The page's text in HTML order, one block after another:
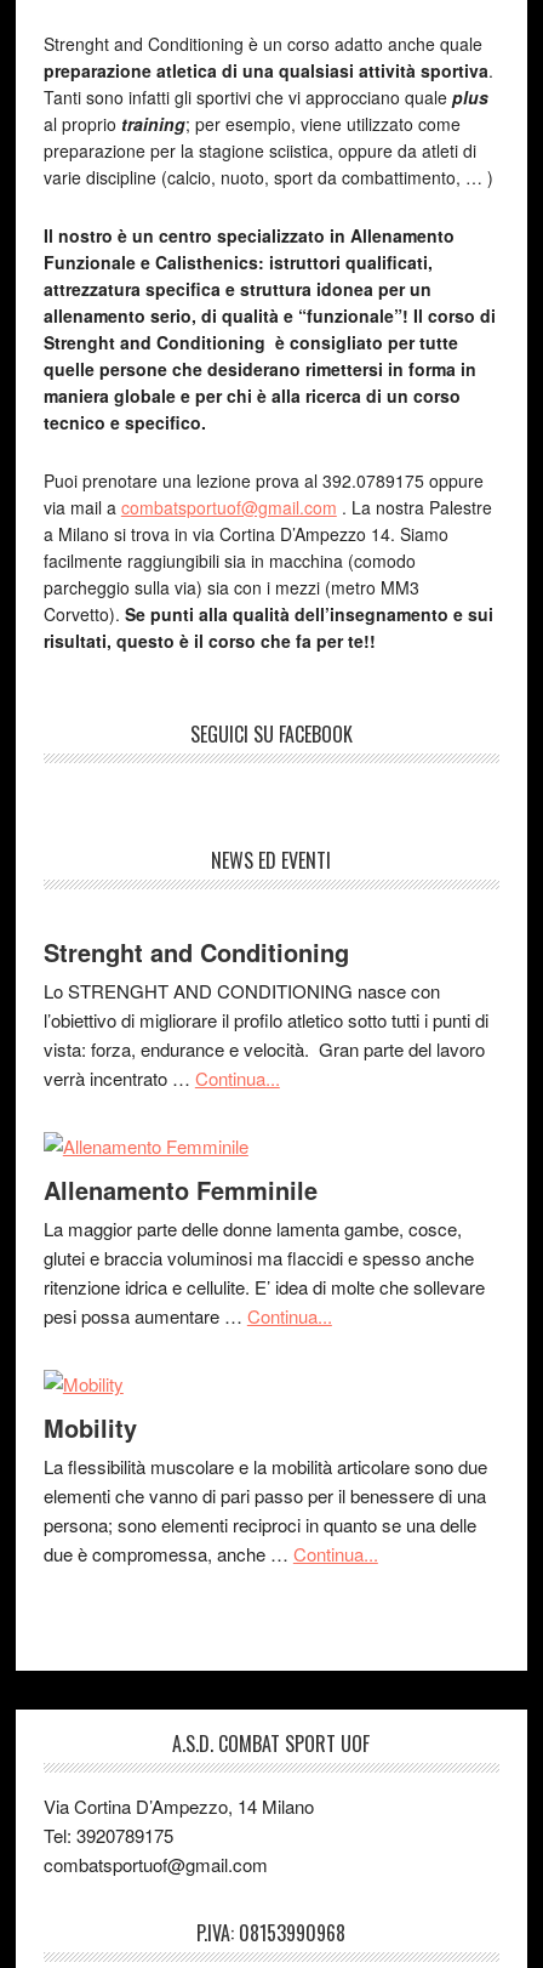
Strenght and Conditioning è un corso adatto anche quale
preparazione atletica di una qualsiasi attività sportiva.
Tanti sono infatti gli sportivi che vi approcciano quale plus
al proprio training; per esempio, viene utilizzato come
preparazione per la stagione sciistica, oppure da atleti di
varie discipline (calcio, nuoto, sport da combattimento, … )
Il nostro è un centro specializzato in Allenamento
Funzionale e Calisthenics: istruttori qualificati,
attrezzatura specifica e struttura idonea per un
allenamento serio, di qualità e “funzionale”! Il corso di
Strenght and Conditioning è consigliato per tutte
quelle persone che desiderano rimettersi in forma in
maniera globale e per chi è alla ricerca di un corso
tecnico e specifico.
Puoi prenotare una lezione prova al 392.0789175 oppure
via mail a combatsportuof@gmail.com . La nostra Palestre
a Milano si trova in via Cortina D’Ampezzo 14. Siamo
facilmente raggiungibili sia in macchina (comodo
parcheggio sulla via) sia con i mezzi (metro MM3
Corvetto). Se punti alla qualità dell’insegnamento e sui
risultati, questo è il corso che fa per te!!
SEGUICI SU FACEBOOK
NEWS ED EVENTI
Strenght and Conditioning
Lo STRENGHT AND CONDITIONING nasce con
l’obiettivo di migliorare il profilo atletico sotto tutti i punti di
vista: forza, endurance e velocità. Gran parte del lavoro
verrà incentrato … Continua...
Allenamento Femminile
La maggior parte delle donne lamenta gambe, cosce,
glutei e braccia voluminosi ma flaccidi e spesso anche
ritenzione idrica e cellulite. E’ idea di molte che sollevare
pesi possa aumentare … Continua...
Mobility
La flessibilità muscolare e la mobilità articolare sono due
elementi che vanno di pari passo per il benessere di una
persona; sono elementi reciproci in quanto se una delle
due è compromessa, anche … Continua...
A.S.D. COMBAT SPORT UOF
Via Cortina D’Ampezzo, 14 Milano
Tel: 3920789175
combatsportuof@gmail.com
P.IVA: 08153990968